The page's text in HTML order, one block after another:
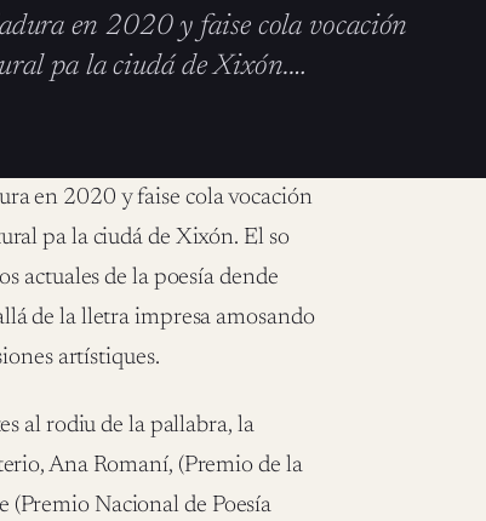
en 2020 y faise cola vocación
pa la ciudá de Xixón.…
en 2020 y faise cola vocación
pa la ciudá de Xixón. El so
actuales de la poesía dende
de la lletra impresa amosando
artístiques.
al rodiu de la pallabra, la
Ana Romaní, (Premio de la
(Premio Nacional de Poesía